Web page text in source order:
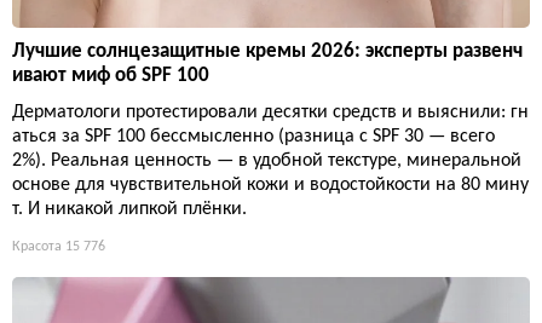
Лучшие солнцезащитные кремы 2026: эксперты развенч
ивают миф об SPF 100
Дерматологи протестировали десятки средств и выяснили: гн
аться за SPF 100 бессмысленно (разница с SPF 30 — всего
2%). Реальная ценность — в удобной текстуре, минеральной
основе для чувствительной кожи и водостойкости на 80 мину
т. И никакой липкой плёнки.
Красота 15 776